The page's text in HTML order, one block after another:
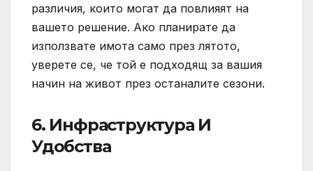
различия, които могат да повлияят на
вашето решение. Ако планирате да
използвате имота само през лятото,
уверете се, че той е подходящ за вашия
начин на живот през останалите сезони.
6. Инфраструктура И
Удобства